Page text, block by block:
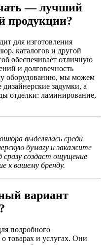
— лучший
продукции?
для изготовления
каталогов и другой
обеспечивает отличную
и долговечность
оборудованию, мы можем
задумки, а
отделки: ламинирование,
выделялась среди
бумагу и закажите
сразу создаст ощущение
к вашему бренду.
вариант
подробного
товарах и услугах. Они